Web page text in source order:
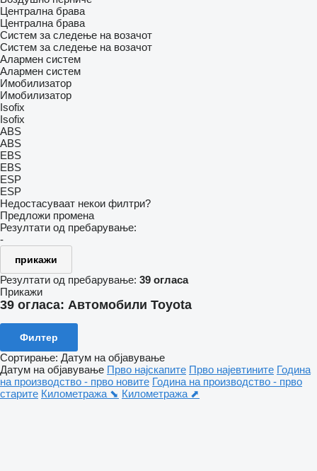
Централна брава
Централна брава
Систем за следење на возачот
Систем за следење на возачот
Алармен систем
Алармен систем
Имобилизатор
Имобилизатор
Isofix
Isofix
ABS
ABS
EBS
EBS
ESP
ESP
Недостасуваат некои филтри?
Предложи промена
Резултати од пребарување:
-
прикажи
Резултати од пребарување: 39 огласа
Прикажи
39 огласа: Автомобили Toyota
Филтер
Сортирање: Датум на објавување
Датум на објавување Прво најскапите Прво најевтините Година
на производство - прво новите Година на производство - прво
старите Километража ⬊ Километража ⬈